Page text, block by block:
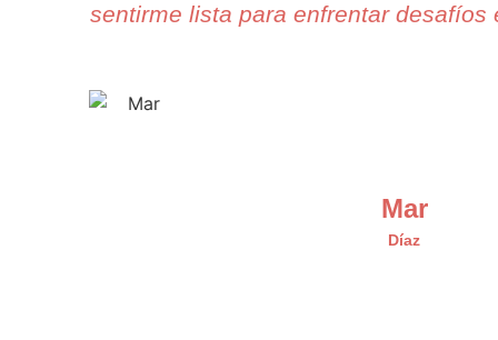
sentirme lista para enfrentar desafíos
Mar
Díaz